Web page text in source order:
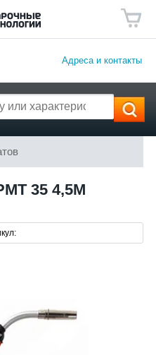
Адреса и контакты
35 4,5М